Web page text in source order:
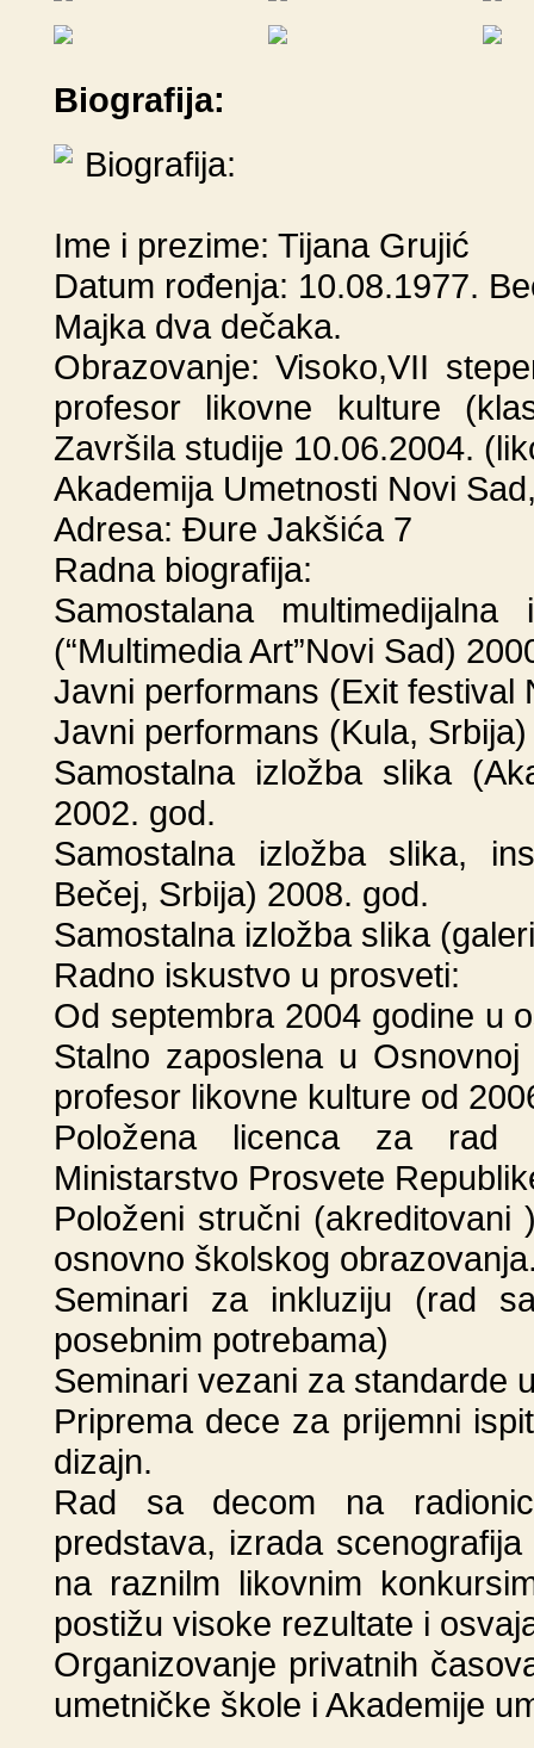
Biografija:
Biografija:
Ime i prezime: Tijana Grujić
Datum rođenja: 10.08.1977.
Majka dva dečaka.
Obrazovanje: Visoko,VII
profesor likovne kulture
Završila studije 10.06.2004.
Akademija Umetnosti Novi
Adresa: Đure Jakšića 7
Radna biografija:
Samostalana
(“Multimedia Art”Novi Sad)
Javni performans (Exit festival
Javni performans (Kula,
Samostalna izložba slika
2002. god.
Samostalna izložba slika,
Bečej, Srbija) 2008. god.
Samostalna izložba slika
Radno iskustvo u prosveti:
Od septembra 2004 godine u
Stalno zaposlena u
profesor likovne kulture od
Položena licenca za rad
Ministarstvo Prosvete
Položeni stručni
osnovno školskog
Seminari za inkluziju (rad
posebnim potrebama)
Seminari vezani za standarde
Priprema dece za prijemni
dizajn.
Rad sa decom na
predstava, izrada
na raznilm likovnim
postižu visoke rezultate i
Organizovanje privatnih
umetničke škole i Akademije